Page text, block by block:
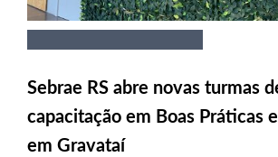
Sebrae RS abre novas turmas
capacitação em Boas Práticas
em Gravataí